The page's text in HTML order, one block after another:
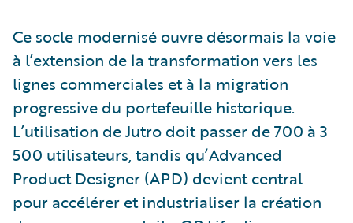
Ce socle modernisé ouvre désormais la voie
à l’extension de la transformation vers les
lignes commerciales et à la migration
progressive du portefeuille historique.
L’utilisation de Jutro doit passer de 700 à 3
500 utilisateurs, tandis qu’Advanced
Product Designer (APD) devient central
pour accélérer et industrialiser la création